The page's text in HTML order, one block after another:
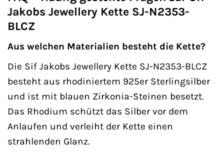
Jakobs Jewellery Kette SJ-N2353-
BLCZ
Aus welchen Materialien besteht die Kette?
Die Sif Jakobs Jewellery Kette SJ-N2353-BLCZ
besteht aus rhodiniertem 925er Sterlingsilber
und ist mit blauen Zirkonia-Steinen besetzt.
Das Rhodium schützt das Silber vor dem
Anlaufen und verleiht der Kette einen
strahlenden Glanz.